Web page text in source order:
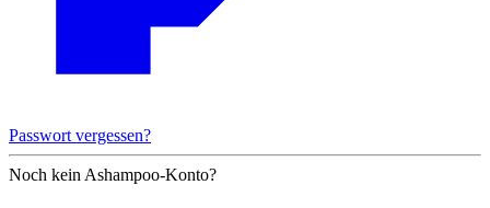
Passwort vergessen?
Noch kein Ashampoo-Konto?